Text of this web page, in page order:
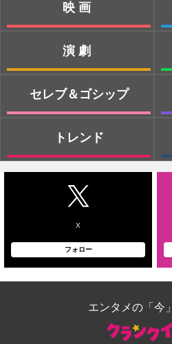
映画
演劇
セレブ＆ゴシップ
トレンド
X
フォロー
エンタメの「今